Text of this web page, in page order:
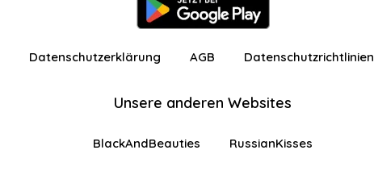
Datenschutzerklärung AGB Datenschutzrichtlinien
Unsere anderen Websites
BlackAndBeauties RussianKisses